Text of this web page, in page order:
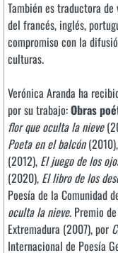
También es traductora
del francés, inglés,
compromiso con la
culturas.
Verónica Aranda ha
por su trabajo:Obras
flor que oculta la nieve
Poeta en el balcón(2010),
(2012), El juego de los
(2020), El libro de los
Poesía de la Comunidad
oculta la nieve. Premio
Extremadura (2007), por
Internacional de Poesía